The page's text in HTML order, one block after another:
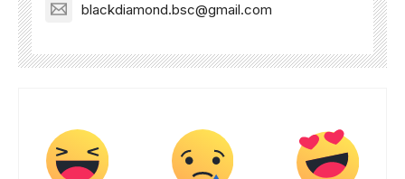
blackdiamond.bsc@gmail.com